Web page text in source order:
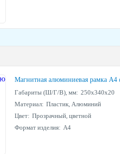
Магнитная алюминиевая рамка А4
Габариты (Ш/Г/В), мм: 250х340х20
Материал: Пластик, Алюминий
Цвет: Прозрачный, цветной
Формат изделия: А4